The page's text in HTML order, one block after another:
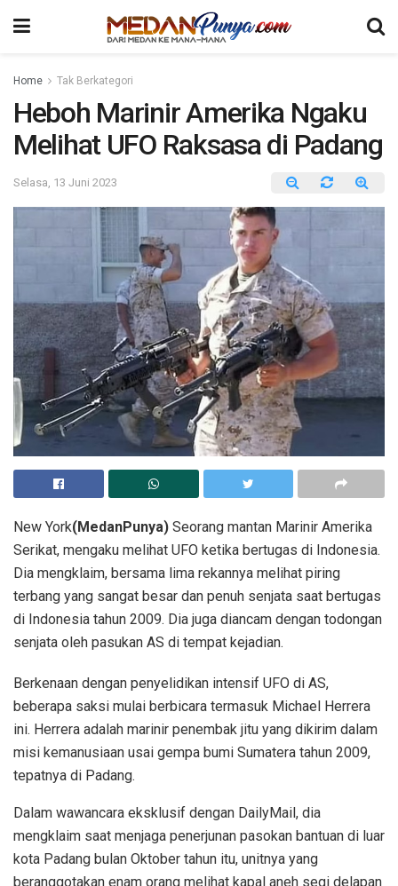
Home Tak Berkategori
Heboh Marinir Amerika Ngaku
Melihat UFO Raksasa di Padang
Selasa, 13 Juni 2023
New York(MedanPunya) Seorang mantan Marinir Amerika
Serikat, mengaku melihat UFO ketika bertugas di Indonesia.
Dia mengklaim, bersama lima rekannya melihat piring
terbang yang sangat besar dan penuh senjata saat bertugas
di Indonesia tahun 2009. Dia juga diancam dengan todongan
senjata oleh pasukan AS di tempat kejadian.
Berkenaan dengan penyelidikan intensif UFO di AS,
beberapa saksi mulai berbicara termasuk Michael Herrera
ini. Herrera adalah marinir penembak jitu yang dikirim dalam
misi kemanusiaan usai gempa bumi Sumatera tahun 2009,
tepatnya di Padang.
Dalam wawancara eksklusif dengan DailyMail, dia
mengklaim saat menjaga penerjunan pasokan bantuan di luar
kota Padang bulan Oktober tahun itu, unitnya yang
beranggotakan enam orang melihat kapal aneh segi delapan